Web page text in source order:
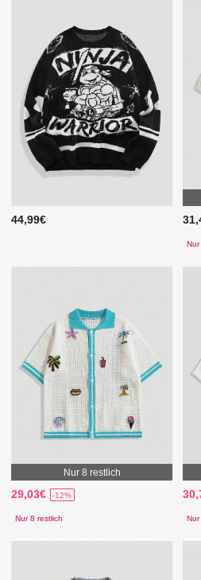
44,99€
Nur
Nur 8 restlich
29,03€ -12%
Nur 8 restlich Nur